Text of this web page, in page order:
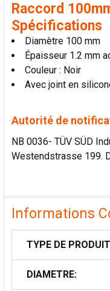
LA
SÉLECTION
AU PANIER
Raccord
Spécifications
Diamètre 100 mm
Épaisseur 1.2 mm
Couleur : Noir
Avec joint en
Autorité de
NB 0036- TÜV SÜD
Westendstrasse 199.
Informations
TYPE DE
DIAMETRE: